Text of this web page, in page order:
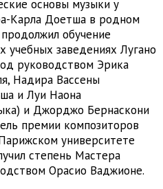
основы музыки у
Карла Доетша в родном
обучение
учебных заведениях Лугано
руководством Эрика
Надира Вассены
и Луи Наона
и Джорджо Бернаскони
премии композиторов
университете
степень Мастера
Орасио Ваджионе.